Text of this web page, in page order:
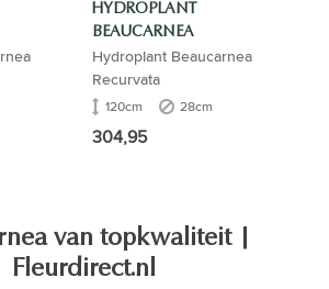
HYDROPLANT
BEAUCARNEA
Hydroplant Beaucarnea
Recurvata
120cm 28cm
304,95
van topkwaliteit |
Fleurdirect.nl